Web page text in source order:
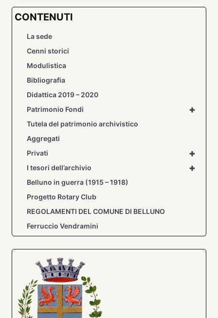
PROGETTO
MULTIMEDIALE
PASQUOTTI
CONTENUTI
La sede
Cenni storici
Modulistica
Bibliografia
Didattica 2019 – 2020
+
Patrimonio Fondi
Tutela del patrimonio archivistico
Aggregati
+
Privati
+
I tesori dell’archivio
Belluno in guerra (1915 – 1918)
Progetto Rotary Club
REGOLAMENTI DEL COMUNE DI BELLUNO
Ferruccio Vendramini